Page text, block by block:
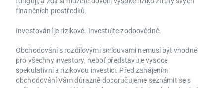
finančních prostředků.
Investování je rizikové. Investujte zodpovědně.
Obchodování s rozdílovými smlouvami nemusí být vhodné
pro všechny investory, neboť představuje vysoce
spekulativní a rizikovou investici. Před zahájením
obchodování Vám důrazně doporučujeme seznámit se s